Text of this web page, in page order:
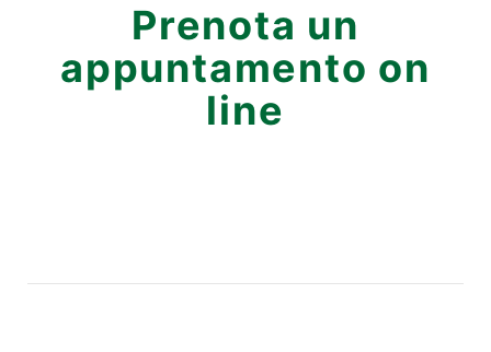
Prenota un
appuntamento on
line